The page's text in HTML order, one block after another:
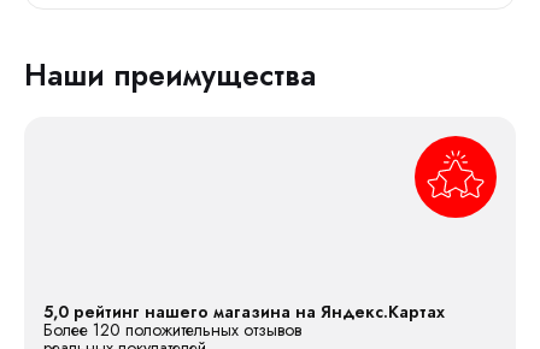
Наши преимущества
5,0 рейтинг нашего магазина на Яндекс.Картах
Более 120 положительных отзывов